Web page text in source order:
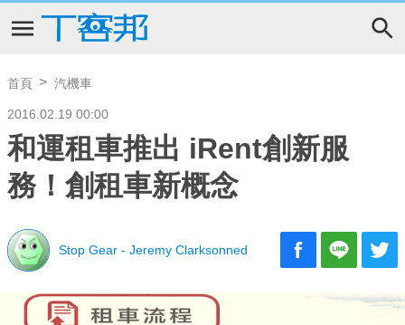
首頁 汽機車
2016.02.19 00:00
和運租車推出 iRent創新服
務！創租車新概念
Stop Gear - Jeremy Clarksonned